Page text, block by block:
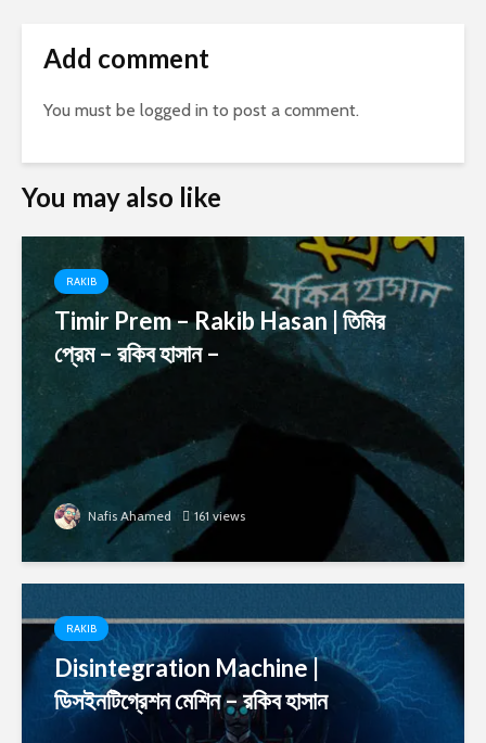
Add comment
You must be logged in to post a comment.
You may also like
RAKIB
Timir Prem – Rakib Hasan | তিমির
প্রেম – রকিব হাসান –
Nafis Ahamed 161 views
RAKIB
Disintegration Machine |
ডিসইনটিগ্রেশন মেশিন – রকিব হাসান